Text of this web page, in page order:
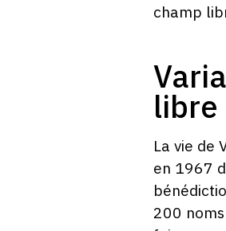
champ
libre
La vie de
en 1967
200